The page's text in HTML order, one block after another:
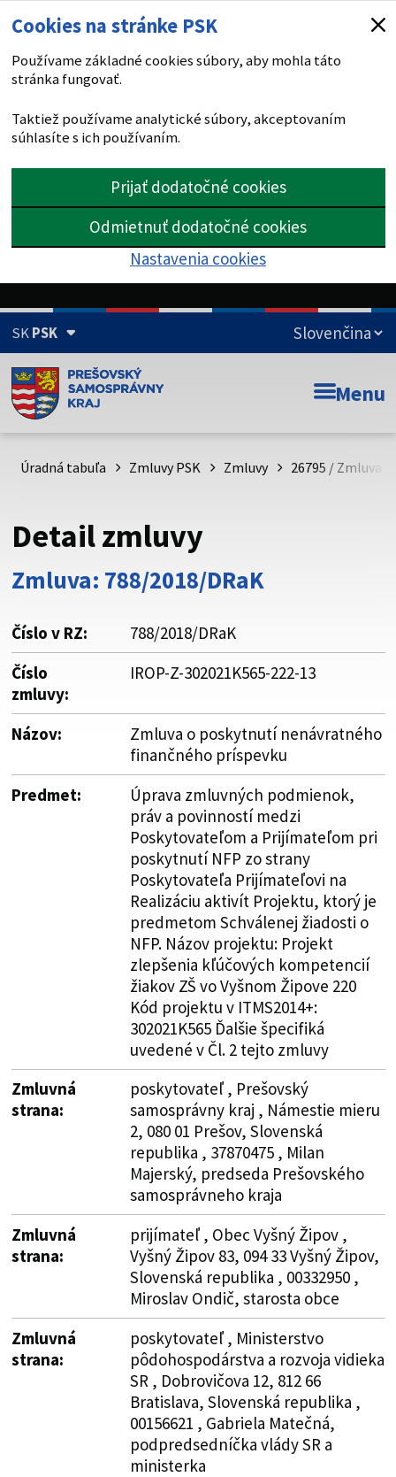
Cookies na stránke PSK
Používame základné cookies súbory, aby mohla táto
stránka fungovať.
Taktiež používame analytické súbory, akceptovaním
súhlasíte s ich používaním.
Prijať dodatočné cookies
Odmietnuť dodatočné cookies
Nastavenia cookies
SKPSK
Doména psk.sk je oficiálna
Toto je oficiálna webová stránka Prešovského
psk.sk.
Buďte pozorní a vždy sa uistite, že zdieľate informácie iba
cez zabezpečenú webovú stránku. Zabezpečená stránka
vždy začína https:// pred názvom domény webového sídla.
Menu
Úradná tabuľa Zmluvy PSK Zmluvy 26795 / Zmluva
Detail zmluvy
Zmluva: 788/2018/DRaK
Číslo v RZ:
788/2018/DRaK
Číslo
zmluvy:
IROP-Z-302021K565-222-13
Názov:
Zmluva o poskytnutí nenávratného
finančného príspevku
Predmet:
Úprava zmluvných podmienok,
práv a povinností medzi
Poskytovateľom a Prijímateľom pri
poskytnutí NFP zo strany
Poskytovateľa Prijímateľovi na
Realizáciu aktivít Projektu, ktorý je
predmetom Schválenej žiadosti o
NFP. Názov projektu: Projekt
zlepšenia kľúčových kompetencií
žiakov ZŠ vo Vyšnom Žipove 220
Kód projektu v ITMS2014+:
302021K565 Ďalšie špecifiká
uvedené v Čl. 2 tejto zmluvy
Zmluvná
strana:
poskytovateľ , Prešovský
samosprávny kraj , Námestie mieru
2, 080 01 Prešov, Slovenská
republika , 37870475 , Milan
Majerský, predseda Prešovského
samosprávneho kraja
Zmluvná
strana:
prijímateľ , Obec Vyšný Žipov ,
Vyšný Žipov 83, 094 33 Vyšný Žipov,
Slovenská republika , 00332950 ,
Miroslav Ondič, starosta obce
Zmluvná
strana:
poskytovateľ , Ministerstvo
pôdohospodárstva a rozvoja vidieka
SR , Dobrovičova 12, 812 66
Bratislava, Slovenská republika ,
00156621 , Gabriela Matečná,
podpredsedníčka vlády SR a
ministerka